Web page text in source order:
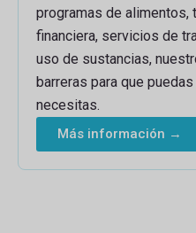
programas de alimentos,
financiera, servicios de
uso de sustancias,
barreras para que
necesitas.
Más información →